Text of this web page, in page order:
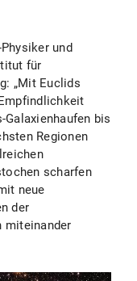
und
für
„Mit Euclids
Galaxienhaufen bis
Regionen
scharfen
neue
der
miteinander